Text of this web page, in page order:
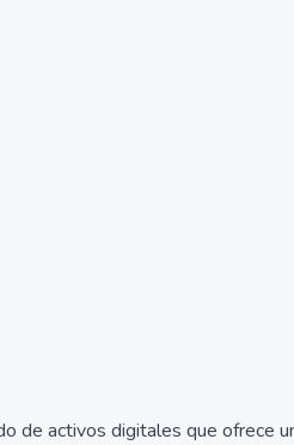
de activos digitales que ofrece